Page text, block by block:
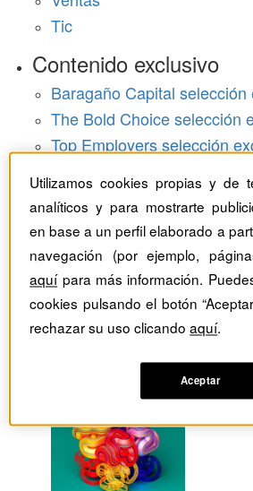
Tic
Contenido exclusivo
Baragaño Capital selección
The Bold Choice selección
Top Employers selección
Hemeroteca
Monográficos
Dossieres
Revistas del mes
Utilizamos cookies propias y de
analíticos y para mostrarte
en base a un perfil elaborado a
navegación (por ejemplo,
aquípara más información.
cookies pulsando el botón
rechazar su uso clicandoaquí.
Aceptar